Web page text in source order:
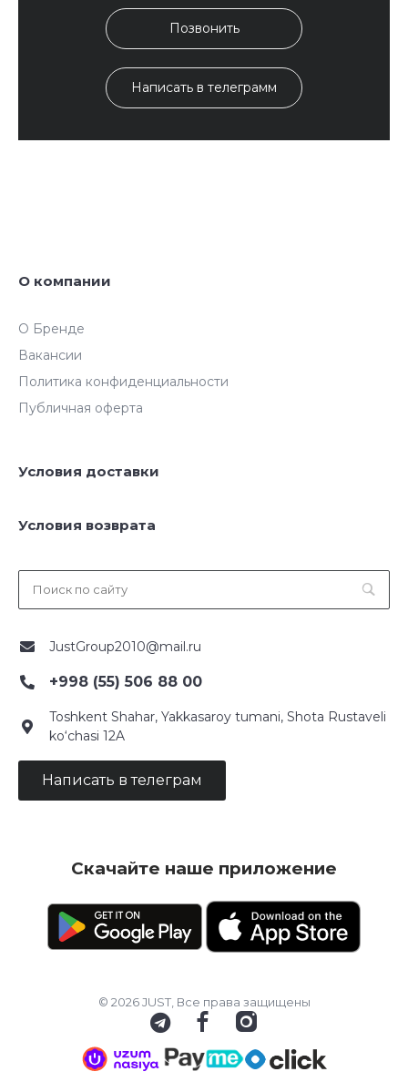
Позвонить
Написать в телеграмм
О компании
О Бренде
Вакансии
Политика конфиденциальности
Публичная оферта
Условия доставки
Условия возврата
JustGroup2010@mail.ru
+998 (55) 506 88 00
Toshkent Shahar, Yakkasaroy tumani, Shota Rustaveli
ko‘chasi 12A
Написать в телеграм
Скачайте наше приложение
© 2026 JUST, Все права защищены